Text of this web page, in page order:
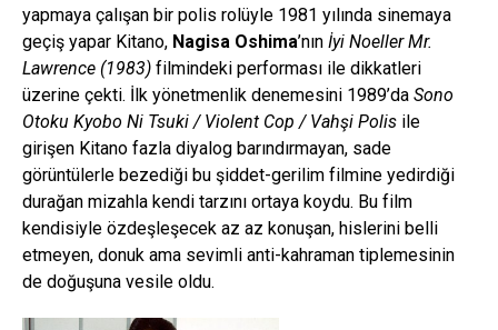
yapmaya çalışan bir polis rolüyle 1981 yılında sinemaya
geçiş yapar Kitano, Nagisa Oshima’nın İyi Noeller Mr.
Lawrence (1983) filmindeki performası ile dikkatleri
üzerine çekti. İlk yönetmenlik denemesini 1989’da Sono
Otoku Kyobo Ni Tsuki / Violent Cop / Vahşi Polis ile
girişen Kitano fazla diyalog barındırmayan, sade
görüntülerle bezediği bu şiddet-gerilim filmine yedirdiği
durağan mizahla kendi tarzını ortaya koydu. Bu film
kendisiyle özdeşleşecek az az konuşan, hislerini belli
etmeyen, donuk ama sevimli anti-kahraman tiplemesinin
de doğuşuna vesile oldu.